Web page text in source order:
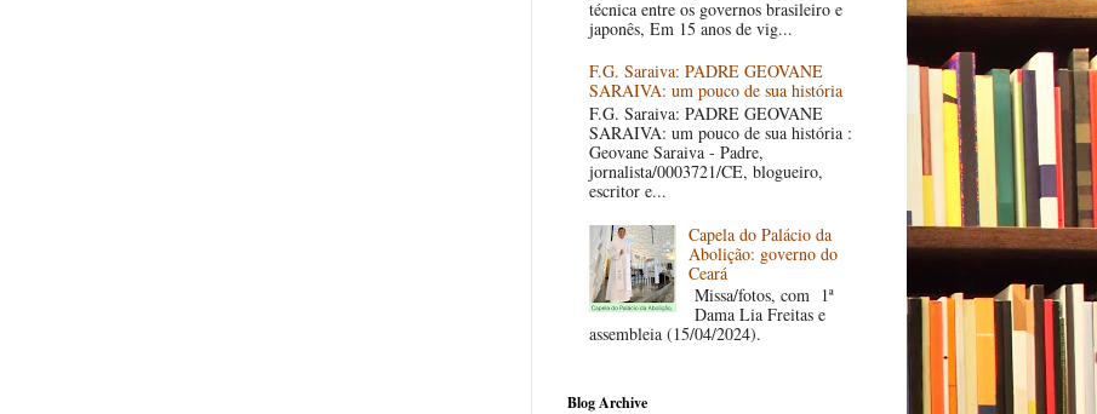
técnica entre os governos brasileiro e
japonês, Em 15 anos de vig...
F.G. Saraiva: PADRE GEOVANE
SARAIVA: um pouco de sua história
F.G. Saraiva: PADRE GEOVANE
SARAIVA: um pouco de sua história :
Geovane Saraiva - Padre,
jornalista/0003721/CE, blogueiro,
escritor e...
Capela do Palácio da
Abolição: governo do
Ceará
Missa/fotos, com 1ª
Dama Lia Freitas e
assembleia (15/04/2024).
Blog Archive